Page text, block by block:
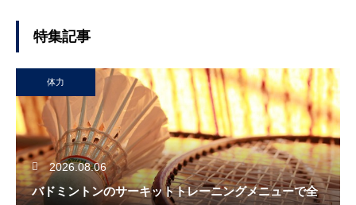
特集記事
体力
2026.08.06
バドミントンのサーキットトレーニングメニューで全